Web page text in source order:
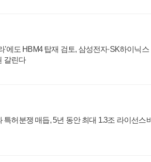
'에도 HBM4 탑재 검토, 삼성전자·SK하이닉스
갈린다
허분쟁 매듭, 5년 동안 최대 1.3조 라이선스비